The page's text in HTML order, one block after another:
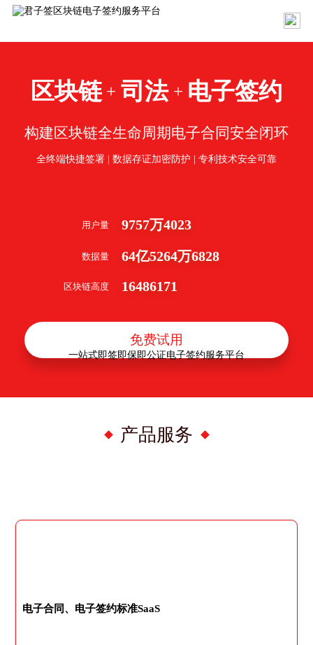
区块链 + 司法 + 电子签约
构建区块链全生命周期电子合同安全闭环
全终端快捷签署 | 数据存证加密防护 | 专利技术安全可靠
用户量 9757万4023
数据量 64亿5264万6828
区块链高度 16486171
免费试用
产品服务
一站式即签即保即公证电子签约服务平台
电子合同、电子签约标准SaaS